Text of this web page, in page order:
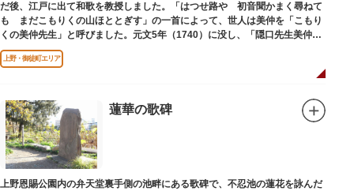
だ後、江戸に出て和歌を教授しました。「はつせ路や 初音聞かまく尋ねて
も まだこもりくの山ほととぎす」の一首によって、世人は美仲を「こもり
くの美仲先生」と呼びました。元文5年（1740）に没し、「隠口先生美仲甫
之墓」と刻まれた墓が教證寺（きょうしょうじ）にあります。
上野・御徒町エリア
蓮華の歌碑
上野恩賜公園内の弁天堂裏手側の池畔にある歌碑で、不忍池の蓮花を詠んだ